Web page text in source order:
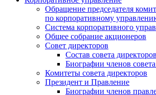
Обращение председателя
по корпоративному
Система корпоративного
Общее собрание акционеров
Совет директоров
Состав совета директоров
Биографии членов
Комитеты совета директоров
Президент и Правление
Биографии членов